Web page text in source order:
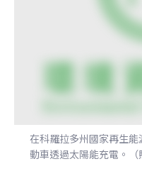
在科羅拉多州國家再生
動車透過太陽能充電。（